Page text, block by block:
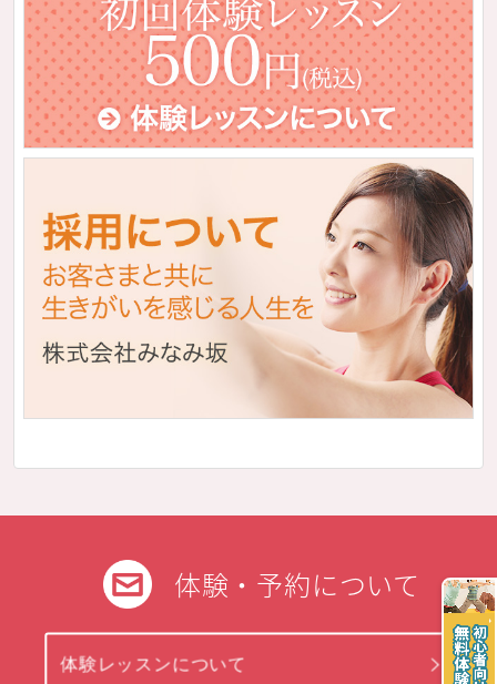
体験・予約について
体験レッスンについて